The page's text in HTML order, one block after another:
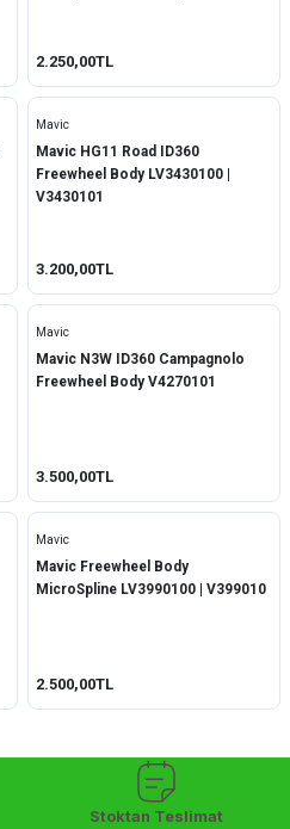
2.250,00TL
Mavic
Mavic HG11 Road ID360
Freewheel Body LV3430100 |
V3430101
3.200,00TL
Mavic
Mavic N3W ID360 Campagnolo
Freewheel Body V4270101
3.500,00TL
Mavic
Mavic Freewheel Body
MicroSpline LV3990100 | V399010
2.500,00TL
Stoktan Teslimat